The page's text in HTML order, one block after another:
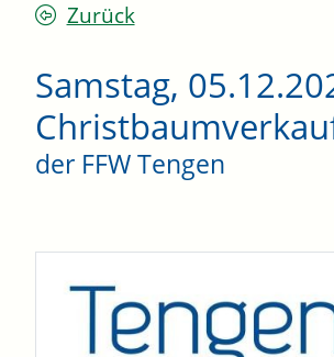
Zurück
Samstag,
der FFW Tengen